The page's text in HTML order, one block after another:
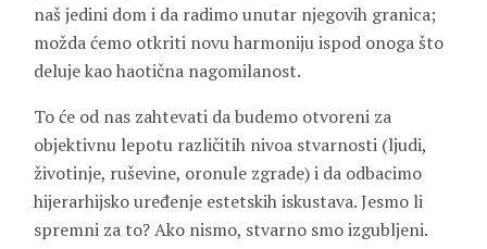
naš jedini dom i da radimo unutar njegovih granica;
možda ćemo otkriti novu harmoniju ispod onoga što
deluje kao haotična nagomilanost.
To će od nas zahtevati da budemo otvoreni za
objektivnu lepotu različitih nivoa stvarnosti (ljudi,
životinje, ruševine, oronule zgrade) i da odbacimo
hijerarhijsko uređenje estetskih iskustava. Jesmo li
spremni za to? Ako nismo, stvarno smo izgubljeni.